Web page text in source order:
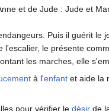
et de Jude : Jude et
Puis il guérit le
le présente
les marches, elle
à l'enfant et aide la
pour vérifier le désir de